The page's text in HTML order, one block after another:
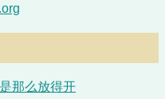
那么放得开